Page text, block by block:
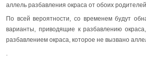
аллель разбавления окраса от обоих
По всей вероятности, со временем будут
варианты, приводящие к разбавлению
разбавлением окраса, которое не вызвано
.